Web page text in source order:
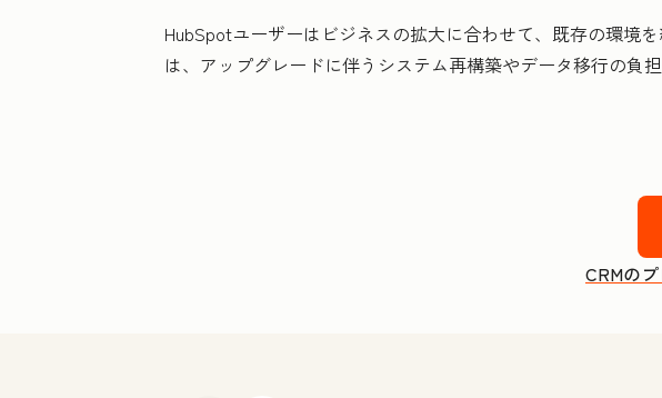
HubSpotユーザーはビジネスの拡大に合わせて、既存の環境
は、アップグレードに伴うシステム再構築やデータ移行の負担
CRMの